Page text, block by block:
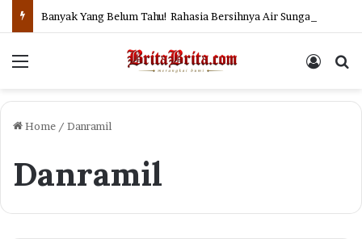
Menu Log In
Home / Danramil
Danramil